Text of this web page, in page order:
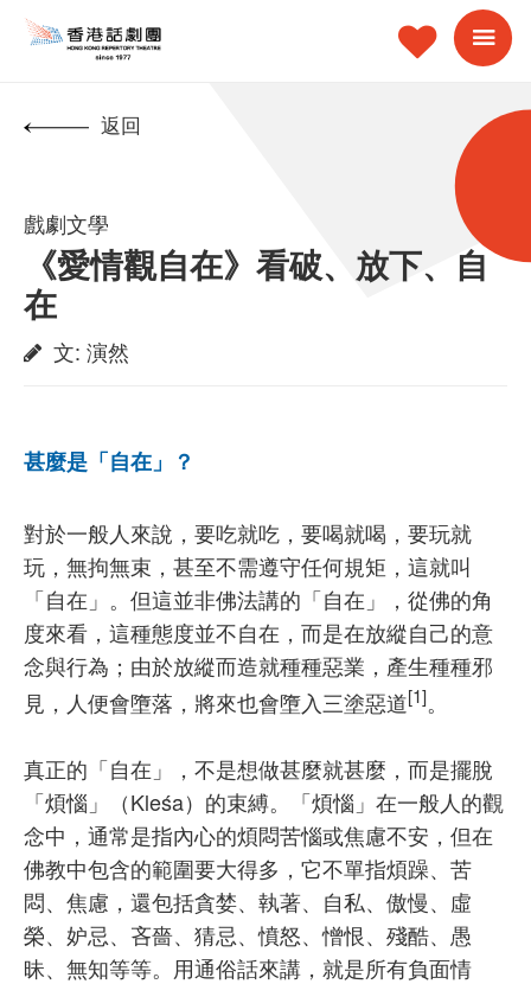
返回
戲劇文學
《愛情觀自在》看破、放下、自
在
文: 演然
甚麼是「自在」？
對於一般人來說，要吃就吃，要喝就喝，要玩就
玩，無拘無束，甚至不需遵守任何規矩，這就叫
「自在」。但這並非佛法講的「自在」，從佛的角
度來看，這種態度並不自在，而是在放縱自己的意
念與行為；由於放縱而造就種種惡業，產生種種邪
見，人便會墮落，將來也會墮入三塗惡道[1]。
真正的「自在」，不是想做甚麼就甚麼，而是擺脫
「煩惱」（Kleśa）的束縛。「煩惱」在一般人的觀
念中，通常是指內心的煩悶苦惱或焦慮不安，但在
佛教中包含的範圍要大得多，它不單指煩躁、苦
悶、焦慮，還包括貪婪、執著、自私、傲慢、虛
榮、妒忌、吝嗇、猜忌、憤怒、憎恨、殘酷、愚
昧、無知等等。用通俗話來講，就是所有負面情